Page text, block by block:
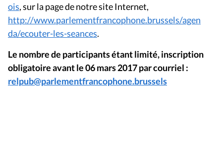
ois, sur la page de notre site Internet,
http://www.parlementfrancophone.brussels/agen
da/ecouter-les-seances.
Le nombre de participants étant limité, inscription
obligatoire avant le 06 mars2017 par courriel :
relpub@parlementfrancophone.brussels